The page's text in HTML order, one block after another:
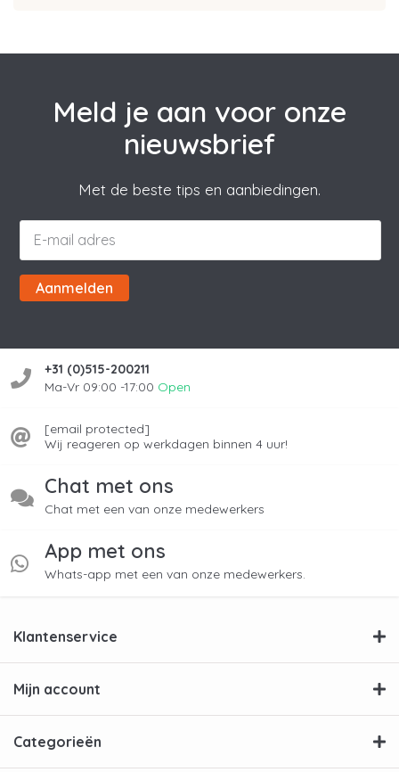
Meld je aan voor onze
nieuwsbrief
Met de beste tips en aanbiedingen.
Aanmelden
+31 (0)515-200211
Ma-Vr 09:00 -17:00 Open
[email protected]
Wij reageren op werkdagen binnen 4 uur!
Chat met ons
Chat met een van onze medewerkers
App met ons
Whats-app met een van onze medewerkers.
Klantenservice
Mijn account
Categorieën